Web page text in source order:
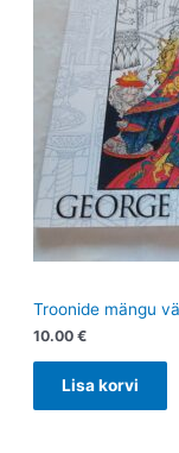
Troonide mängu
10.00 €
Lisa korvi